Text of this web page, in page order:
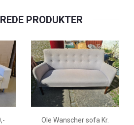
PRODUKTER
Ole Wanscher sofa Kr.